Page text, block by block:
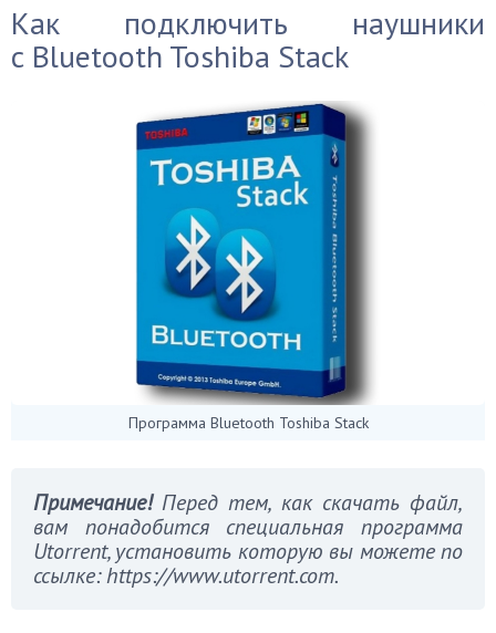
Как подключить наушники
с Bluetooth Toshiba Stack
Программа Bluetooth Toshiba Stack
Примечание!Перед тем, как скачать файл,
вам понадобится специальная программа
Utorrent, установить которую вы можете по
ссылке: https://www.utorrent.com.